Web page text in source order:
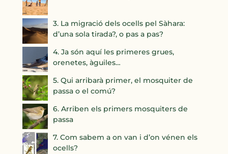
3. La migració dels ocells pel Sàhara:
d’una sola tirada?, o pas a pas?
4. Ja són aquí les primeres grues,
orenetes, àguiles…
5. Qui arribarà primer, el mosquiter de
passa o el comú?
6. Arriben els primers mosquiters de
passa
7. Com sabem a on van i d’on vénen els
ocells?